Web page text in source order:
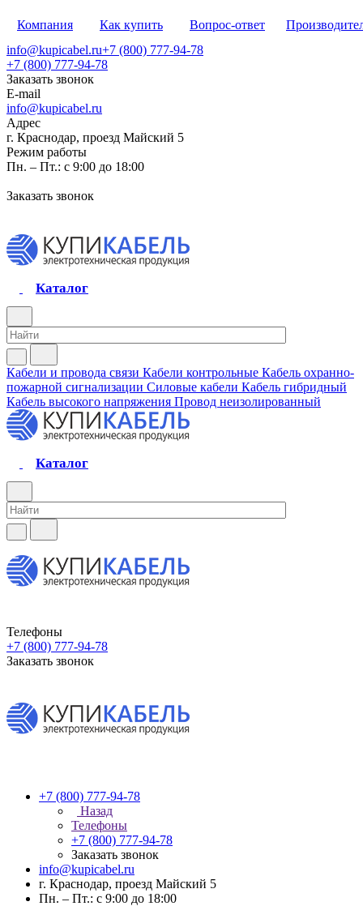
Компания Как купить Вопрос-ответ
info@kupicabel.ru+7 (800) 777-94-78
+7 (800) 777-94-78
Заказать звонок
E-mail
info@kupicabel.ru
Адрес
г. Краснодар, проезд Майский 5
Режим работы
Пн. – Пт.: с 9:00 до 18:00
Заказать звонок
Каталог
Кабели и провода связи Кабели контрольные Кабель охранно-
пожарной сигнализации Силовые кабели Кабель гибридный
Кабель высокого напряжения Провод неизолированный
Каталог
Телефоны
+7 (800) 777-94-78
Заказать звонок
+7 (800) 777-94-78
Назад
Телефоны
+7 (800) 777-94-78
Заказать звонок
info@kupicabel.ru
г. Краснодар, проезд Майский 5
Пн. – Пт.: с 9:00 до 18:00